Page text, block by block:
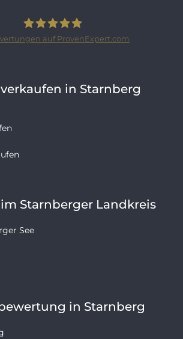
auf ProvenExpert.com
verkaufen in Starnberg
im Starnberger Landkreis
See
in Starnberg